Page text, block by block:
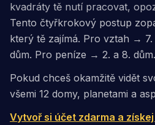
kvadráty tě nutí pracovat,
Tento čtyřkrokový postup
který tě zajímá. Pro vztah →
dům. Pro peníze → 2. a 8. dům.
Pokud chceš okamžitě vidět
všemi 12 domy, planetami a
Vytvoř si účet zdarma a